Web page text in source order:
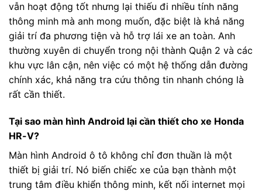
vẫn hoạt động tốt nhưng lại thiếu đi nhiều tính năng
thông minh mà anh mong muốn, đặc biệt là khả năng
giải trí đa phương tiện và hỗ trợ lái xe an toàn. Anh
thường xuyên di chuyển trong nội thành Quận 2 và các
khu vực lân cận, nên việc có một hệ thống dẫn đường
chính xác, khả năng tra cứu thông tin nhanh chóng là
rất cần thiết.
Tại sao màn hình Android lại cần thiết cho xe Honda
HR-V?
Màn hình Android ô tô không chỉ đơn thuần là một
thiết bị giải trí. Nó biến chiếc xe của bạn thành một
trung tâm điều khiển thông minh, kết nối internet mọi